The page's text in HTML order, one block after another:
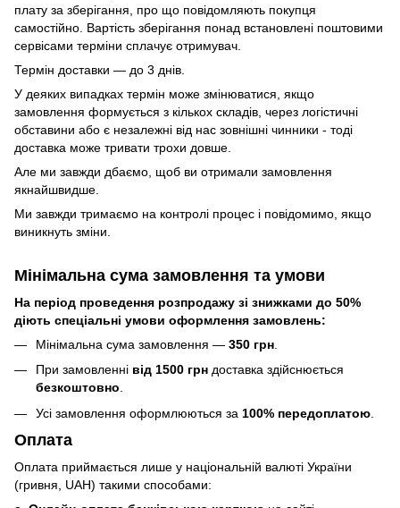
плату за зберігання, про що повідомляють покупця
самостійно. Вартість зберігання понад вcтановлені поштовими
сервісами терміни сплачує отримувач.
Термін доставки — до 3 днів.
У деяких випадках термін може змінюватися, якщо
замовлення формується з кількох складів, через логістичні
обставини або є незалежні від нас зовнішні чинники - тоді
доставка може тривати трохи довше.
Але ми завжди дбаємо, щоб ви отримали замовлення
якнайшвидше.
Ми завжди тримаємо на контролі процес і повідомимо, якщо
виникнуть зміни.
Мінімальна сума замовлення та умови
На період проведення розпродажу зі знижками до 50%
діють спеціальні умови оформлення замовлень:
Мінімальна сума замовлення — 350 грн
При замовленні від 1500 грн доставка здійснюється
безкоштовно.
Усі замовлення оформлюються за 100% передоплатою
Оплата
Оплата приймається лише у національній валюті України
(гривня, UAH) такими способами: